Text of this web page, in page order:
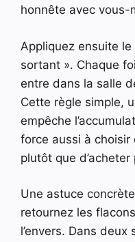
honnête avec vous-
Appliquez ensuite
sortant ». Chaque
entre dans la salle
Cette règle simple,
empêche
force aussi à choisir
plutôt que
Une astuce
retournez les
l’envers. Dans